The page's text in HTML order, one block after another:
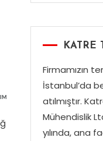
KATRE
Firmamızın
İstanbul’da
atılmıştır.
Mühendislik
yılında, ana